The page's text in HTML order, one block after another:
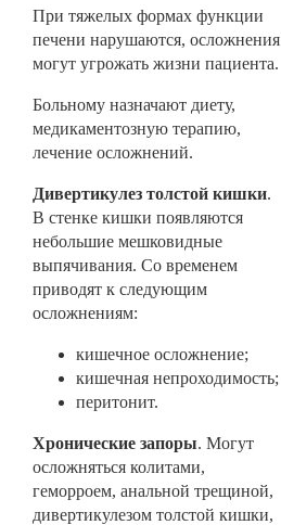
При тяжелых формах функции
печени нарушаются, осложнения
могут угрожать жизни пациента.
Больному назначают диету,
медикаментозную терапию,
лечение осложнений.
Дивертикулез толстой кишки.
В стенке кишки появляются
небольшие мешковидные
выпячивания. Со временем
приводят к следующим
осложнениям:
кишечное осложнение;
кишечная непроходимость;
перитонит.
Хронические запоры. Могут
осложняться колитами,
геморроем, анальной трещиной,
дивертикулезом толстой кишки,